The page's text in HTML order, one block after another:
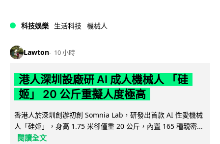
科技娛樂 生活科技 機械人
Lawton 10 小時
港人深圳設廠研 AI 成人機械人 「硅
姬」 20 公斤重擬人度極高
香港人於深圳創辦初創 Somnia Lab，研發出首款 AI 性愛機械
人「硅姬」，身高 1.75 米卻僅重 20 公斤，內置 165 種親密...
閱讀全文